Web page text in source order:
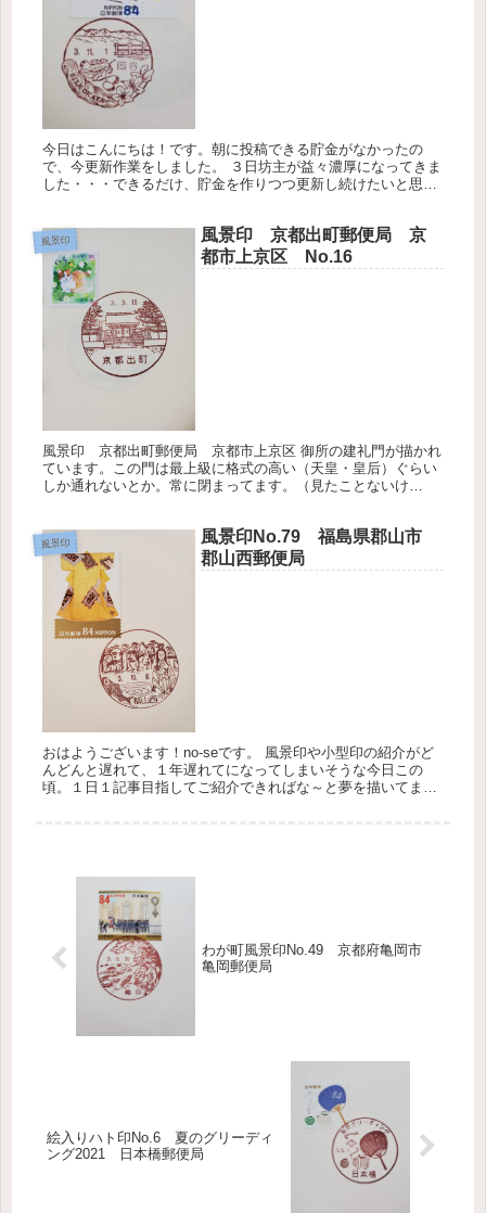
今日はこんにちは！です。朝に投稿できる貯金がなかったの
で、今更新作業をしました。 ３日坊主が益々濃厚になってきま
した・・・できるだけ、貯金を作りつつ更新し続けたいと思っ
風景印
風景印 京都出町郵便局 京
都市上京区 No.16
風景印 京都出町郵便局 京都市上京区 御所の建礼門が描かれ
ています。この門は最上級に格式の高い（天皇・皇后）ぐらい
しか通れないとか。常に閉まってます。（見たことないけ
風景印
風景印No.79 福島県郡山市
郡山西郵便局
おはようございます！no-seです。 風景印や小型印の紹介がど
んどんと遅れて、１年遅れてになってしまいそうな今日この
頃。１日１記事目指してご紹介できればな～と夢を描いてま
わが町風景印No.49 京都府亀岡市
亀岡郵便局
絵入りハト印No.6 夏のグリーディ
ング2021 日本橋郵便局